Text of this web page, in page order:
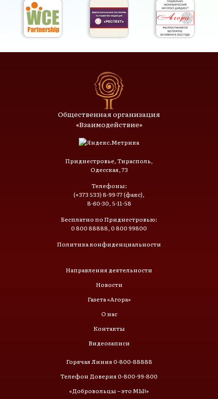
Общественная организация
«Взаимодействие»
Приднестровье, Тирасполь,
Одесская, 73
Телефоны:
(+373 533) 8-99-77 (факс),
8-60-30, 5-11-58
Бесплатно по Приднестровью:
0 800 88888, 0 800 99800
Политика конфиденциальности
Направления деятельности
Новости
Газета «Агора»
О нас
Контакты
Видеозаписи
Горячая Линия 0-800-88888
Телефон Доверия 0-800-99-800
«Добровольцы – это МЫ!»